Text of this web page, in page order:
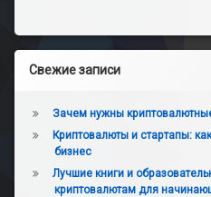
Свежие записи
Зачем нужны
Криптовалюты и стартапы:
бизнес
Лучшие книги и
криптовалютам для